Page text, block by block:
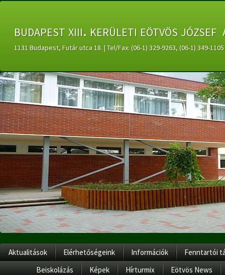
budapest xiii. kerületi eötvös
1131 Budapest, Futár utca 18. | Tel/Fax: (06-1) 329-9263, (06-1) 349-
Aktualitások Elérhetőségeink Információk
Fenntartói
Beiskolázás
Képek Hírturmix Eötvös News